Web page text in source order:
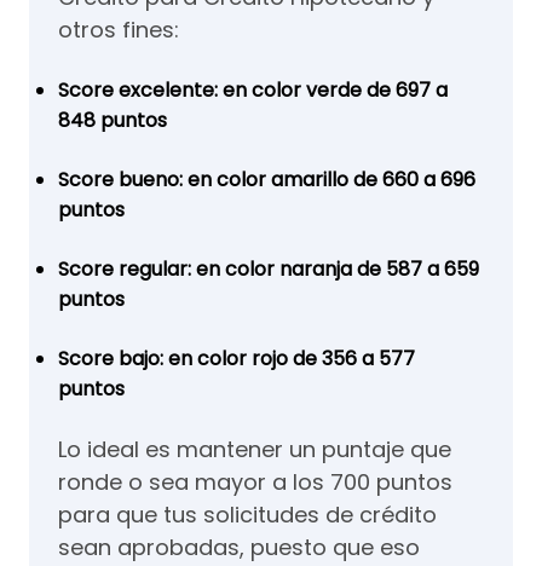
otros fines:
Score excelente: en color verde de 697 a
848 puntos
Score bueno: en color amarillo de 660 a 696
puntos
Score regular: en color naranja de 587 a 659
puntos
Score bajo: en color rojo de 356 a 577
puntos
Lo ideal es mantener un puntaje que
ronde o sea mayor a los 700 puntos
para que tus solicitudes de crédito
sean aprobadas, puesto que eso